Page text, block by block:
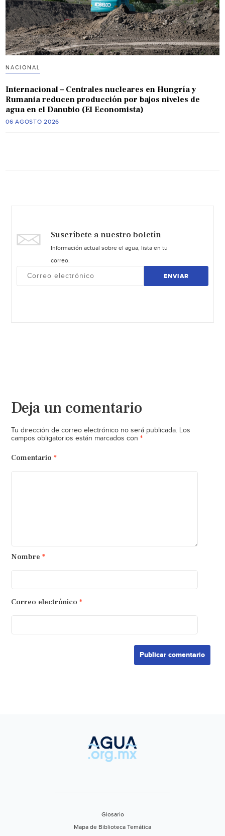
NACIONAL
Internacional – Centrales nucleares en Hungría y
Rumania reducen producción por bajos niveles de
agua en el Danubio (El Economista)
06 AGOSTO 2026
Suscríbete a nuestro boletín
Información actual sobre el agua, lista en tu
correo.
ENVIAR
Deja un comentario
Tu dirección de correo electrónico no será publicada. Los
campos obligatorios están marcados con *
Comentario *
Nombre *
Correo electrónico *
Glosario
Mapa de Biblioteca Temática